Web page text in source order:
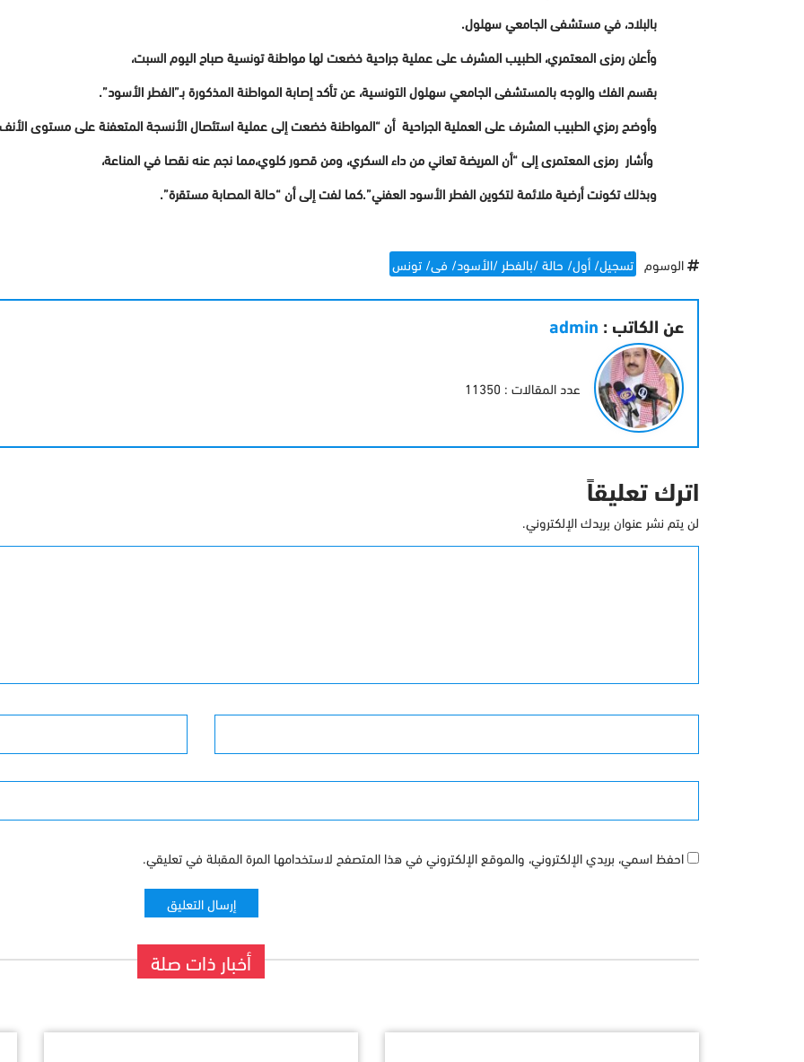
بالبلاد،في مستشفى الجامعي سهلول.
وأعلن رمزى المعتمري، الطبيب المشرف على عملية جراحية خضعت لها مواطنة تونسية صباح اليوم السبت،
بقسم الفك والوجه بالمستشفى الجامعي سهلول التونسية،عن تأكد إصابة المواطنة المذكورة بـ”الفطر الأسود”.
وأوضح رمزي الطبيب المشرف على العملية الجراحية أن “المواطنة خضعت إلى عملية استئصال الأنسجة المتعفنة على مستوى
وأشار رمزى المعتمرى إلى “أن المريضة تعاني من داء السكري، ومن قصور كلوي،مما نجم عنه نقصا في المناعة،
وبذلك تكونت أرضية ملائمة لتكوين الفطر الأسود العفني”.كما لفت إلى أن “حالة المصابة مستقرة”.
الوسوم تسجيل/ أول/ حالة /بالفطر /الأسود/ فى/ تونس
عن الكاتب : admin
عدد المقالات : 11350
اترك تعليقاً
لن يتم نشر عنوان بريدك الإلكتروني.
احفظ اسمي، بريدي الإلكتروني، والموقع الإلكتروني في هذا المتصفح لاستخدامها المرة المقبلة في تعليقي.
أخبار ذات صلة